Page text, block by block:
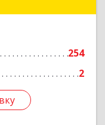
254
2